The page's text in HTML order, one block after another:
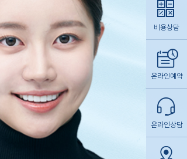
비용상담
온라인예약
온라인상담